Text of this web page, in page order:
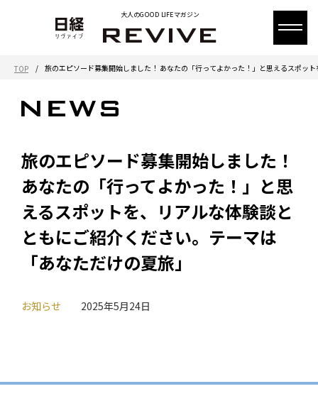
大人のGOOD LIFEマガジン
TOP / 旅のエピソード募集開始しました！ あなたの「行ってよかった！」と思えるスポッ
旅のエピソード募集開始しました！
あなたの「行ってよかった！」と思
えるスポットを、リアルな体験談と
ともにご紹介ください。テーマは
「あなただけの夏旅」
お知らせ 2025年5月24日